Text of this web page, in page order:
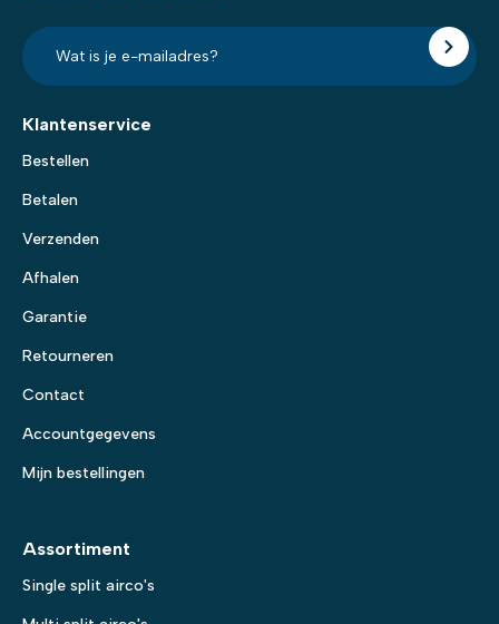
E-
mailadres?
*
Klantenservice
Bestellen
Betalen
Verzenden
Afhalen
Garantie
Retourneren
Contact
Accountgegevens
Mijn bestellingen
Assortiment
Single split airco's